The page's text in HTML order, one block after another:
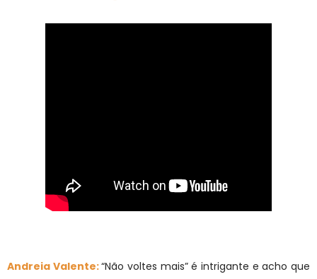
Andreia Valente:“Não voltes mais” é intrigante e acho que